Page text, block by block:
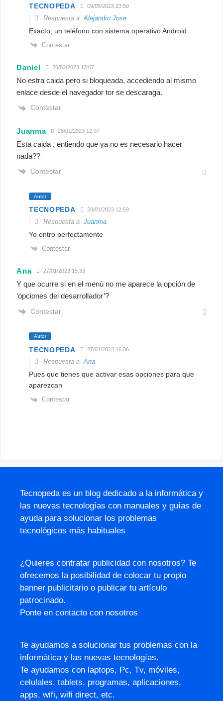
TECNOPEDA 09/05/2023 23:50
Respuesta aAlejandro Jose
Exacto, un teléfono con sistema operativo Android
Contestar
Daniel 26/02/2023 13:07
No estra caida pero si bloqueada, accediendo al mismo
enlace desde el navegador tor se descaraga.
Contestar
Juanma 28/01/2023 12:07
Esta caida , entiendo que ya no es necesario hacer
nada??
Contestar
Autor
TECNOPEDA 28/01/2023 12:59
Respuesta aJuanma
Yo entro perfectamente
Contestar
Ana 27/01/2023 15:33
Y que ocurre si en el menú no me aparece la opción de
‘opciones del desarrollador’?
Contestar
Autor
TECNOPEDA 27/01/2023 16:06
Respuesta aAna
Pues que tienes que activar esas opciones para que
aparezcan
Contestar
Tecnopeda es un blog dedicado a la informática y
las nuevas tecnologías con manuales y guías de
ayuda para solucionar los problemas
tecnológicos más habituales
¿Quieres contratar publicidad con nosotros? Te
ofrecemos la posibilidad de colocar tu propio
banner publicitario o publicar tu artículo
patrocinado.
Ponte en contacto con nosotros
Te ayudamos a solucionar tus problemas con la
informática y las nuevas tecnologías.
Te ayudamos con laptops, Pc, Tv, móviles,
celulales, tablets, programas, aplicaciones,
apps, wifi, wifi direct, etc.